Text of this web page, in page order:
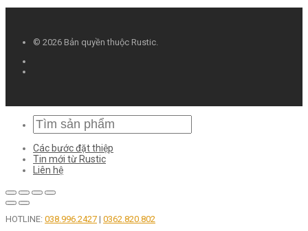
© 2026 Bản quyền thuộc Rustic.
Các bước đặt thiệp
Tin mới từ Rustic
Liên hệ
HOTLINE: 038.996.2427 | 0362.820.802